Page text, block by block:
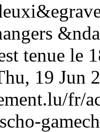
tenue le
19 Jun
fr/